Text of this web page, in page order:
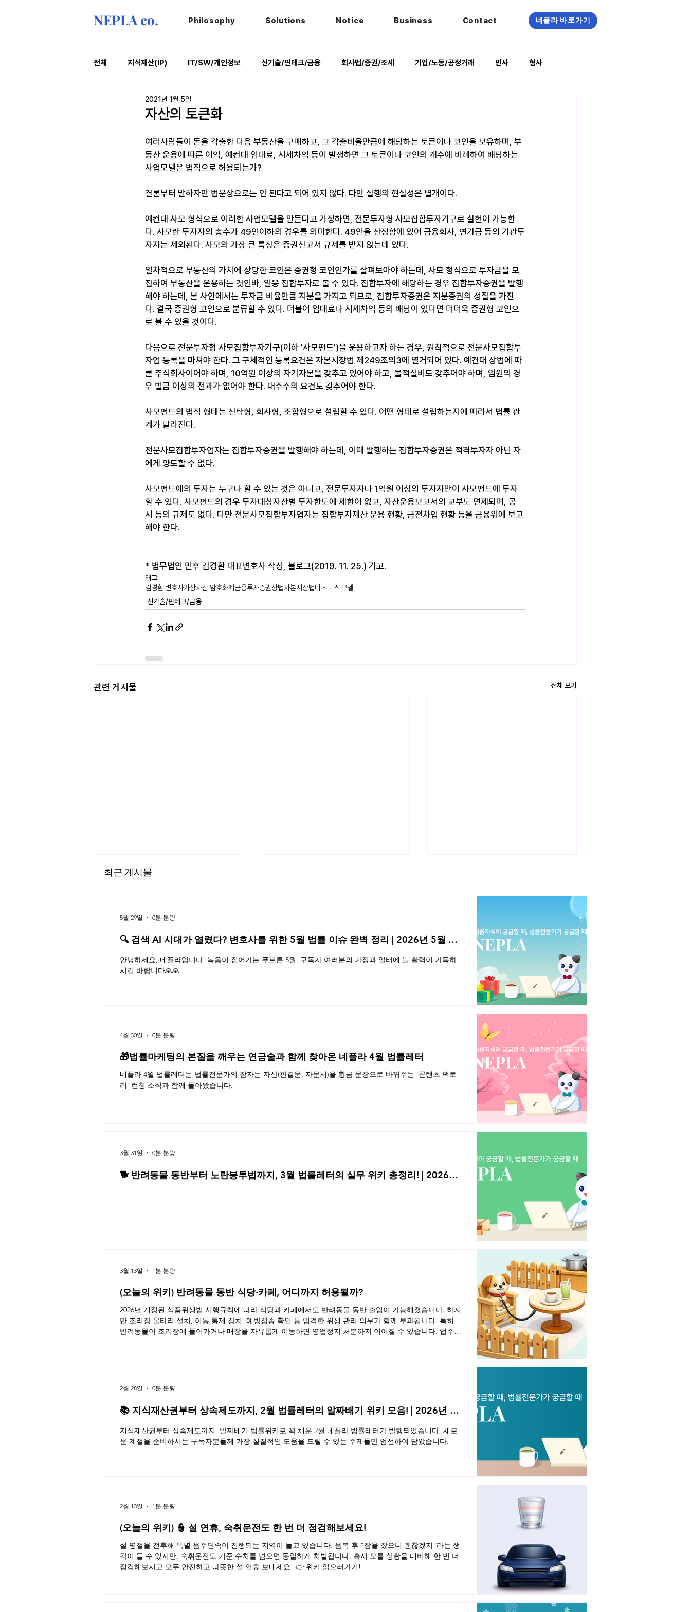
NEPLA co. Philosophy Solutions Notice Business Contact 네플라 바로가기
전체 지식재산(IP) IT/SW/개인정보 신기술/핀테크/금융 회사법/증권/조세 기업/노동/공정거래 민사 형사
법률레터
자산의 토큰화
2021년 1월 5일
여러사람들이 돈을 갹출한 다음 부동산을 구매하고, 그 갹출비율만큼에 해당하는 토큰이나 코인을 보유하며, 부
동산 운용에 따른 이익, 예컨대 임대료, 시세차익 등이 발생하면 그 토큰이나 코인의 개수에 비례하여 배당하는
사업모델은 법적으로 허용되는가?​
결론부터 말하자만 법문상으로는 안 된다고 되어 있지 않다. 다만 실행의 현실성은 별개이다. ​
예컨대 사모 형식으로 이러한 사업모델을 만든다고 가정하면, 전문투자형 사모집합투자기구로 실현이 가능한
다. 사모란 투자자의 총수가 49인이하의 경우를 의미한다. 49인을 산정함에 있어 금융회사, 연기금 등의 기관투
자자는 제외된다. 사모의 가장 큰 특징은 증권신고서 규제를 받지 않는데 있다. ​
일차적으로 부동산의 가치에 상당한 코인은 증권형 코인인가를 살펴보아야 하는데, 사모 형식으로 투자금을 모
집하여 부동산을 운용하는 것인바, 일응 집합투자로 볼 수 있다. 집합투자에 해당하는 경우 집합투자증권을 발행
해야 하는데, 본 사안에서는 투자금 비율만큼 지분을 가지고 되므로, 집합투자증권은 지분증권의 성질을 가진
다. 결국 증권형 코인으로 분류할 수 있다. 더불어 임대료나 시세차익 등의 배당이 있다면 더더욱 증권형 코인으
로 볼 수 있을 것이다.
다음으로 전문투자형 사모집합투자기구(이하 '사모펀드')을 운용하고자 하는 경우, 원칙적으로 전문사모집합투
자업 등록을 마쳐야 한다. 그 구체적인 등록요건은 자본시장법 제249조의3에 열거되어 있다. 예컨대 상법에 따
른 주식회사이어야 하며, 10억원 이상의 자기자본을 갖추고 있어야 하고, 물적설비도 갖추어야 하며, 임원의 경
우 벌금 이상의 전과가 없어야 한다. 대주주의 요건도 갖추어야 한다.
사모펀드의 법적 형태는 신탁형, 회사형, 조합형으로 설립할 수 있다. 어떤 형태로 설립하는지에 따라서 법률 관
계가 달라진다. ​
전문사모집합투자업자는 집합투자증권을 발행해야 하는데, 이때 발행하는 집합투자증권은 적격투자자 아닌 자
에게 양도할 수 없다. ​
사모펀드에의 투자는 누구나 할 수 있는 것은 아니고, 전문투자자나 1억원 이상의 투자자만이 사모펀드에 투자
할 수 있다. 사모펀드의 경우 투자대상자산별 투자한도에 제한이 없고, 자산운용보고서의 교부도 면제되며, 공
시 등의 규제도 없다. 다만 전문사모집합투자업자는 집합투자재산 운용 현황, 금전차입 현황 등을 금융위에 보고
해야 한다.
* 법무법인 민후 김경환 대표변호사 작성, 블로그(2019. 11. 25.) 기고.
태그:
김경환 변호사가상자산.암호화폐 금융투자증권상법자본시장법비즈니스 모델
신기술/핀테크/금융
관련 게시물 전체 보기
사모펀드 설립 절차 : PEF와 벤처
투자조합 설립의 비교
마일리지 포인트의 토큰 전환
크라우드 펀딩(Crowd Funding)
최근 게시물
🔍 검색 AI 시대가 열렸다? 변호사를 위한 5월 법률 이슈 완벽 정리 | 2026년 5월 네
플라 법률레터
안녕하세요, 네플라입니다. 녹음이 짙어가는 푸르른 5월, 구독자 여러분의 가정과 일터에 늘 활력이 가득하
시길 바랍니다🙏🙏
5월 29일 0분 분량
🎁법률마케팅의 본질을 깨우는 연금술과 함께 찾아온 네플라 4월 법률레터
네플라 4월 법률레터는 법률전문가의 잠자는 자산(판결문, 자문서)을 황금 문장으로 바꿔주는 '콘텐츠 팩토
리' 런칭 소식과 함께 돌아왔습니다.
4월 30일 0분 분량
🐕 반려동물 동반부터 노란봉투법까지, 3월 법률레터의 실무 위키 총정리! | 2026년
3월 31일 0분 분량
(오늘의 위키) 반려동물 동반 식당·카페, 어디까지 허용될까?
2026년 개정된 식품위생법 시행규칙에 따라 식당과 카페에서도 반려동물 동반 출입이 가능해졌습니다. 하지
만 조리장 울타리 설치, 이동 통제 장치, 예방접종 확인 등 엄격한 위생 관리 의무가 함께 부과됩니다. 특히
반려동물이 조리장에 들어가거나 매장을 자유롭게 이동하면 영업정지 처분까지 이어질 수 있습니다. 업주와
3월 13일 1분 분량
📚 지식재산권부터 상속제도까지, 2월 법률레터의 알짜배기 위키 모음! | 2026년 2
월 네플라 법률레터
지식재산권부터 상속제도까지, 알짜배기 법률위키로 꽉 채운 2월 네플라 법률레터가 발행되었습니다. 새로
운 계절을 준비하시는 구독자분들께 가장 실질적인 도움을 드릴 수 있는 주제들만 엄선하여 담았습니다.
2월 28일 0분 분량
(오늘의 위키) 👮 설 연휴, 숙취운전도 한 번 더 점검해보세요!
설 명절을 전후해 특별 음주단속이 진행되는 지역이 늘고 있습니다. 음복 후 “잠을 잤으니 괜찮겠지”라는 생
각이 들 수 있지만, 숙취운전도 기준 수치를 넘으면 동일하게 처벌됩니다. 혹시 모를 상황을 대비해 한 번 더
점검해보시고 모두 안전하고 따뜻한 설 연휴 보내세요! 👉 위키 읽으러가기!
2월 13일 1분 분량